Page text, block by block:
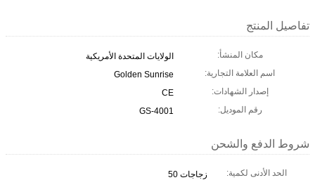
تفاصيل المنتج
مكان المنشأ:
الولايات المتحدة الأمريكية
اسم العلامة التجارية:
Golden Sunrise
إصدار الشهادات:
CE
رقم الموديل:
GS-4001
شروط الدفع والشحن
الحد الأدنى لكمية:
زجاجات 50